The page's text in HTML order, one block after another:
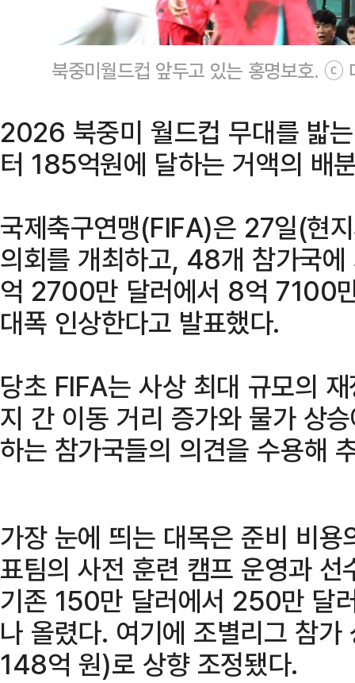
북중미월드컵 앞두고 있는 홍명보호. ⓒ
2026 북중미 월드컵 무대를 밟
터 185억원에 달하는 거액의 배
국제축구연맹(FIFA)은 27일(현
의회를 개최하고, 48개 참가국
억 2700만 달러에서 8억 7100
대폭 인상한다고 발표했다.
당초 FIFA는 사상 최대 규모의
지 간 이동 거리 증가와 물가 상
하는 참가국들의 의견을 수용해
가장 눈에 띄는 대목은 준비 비
표팀의 사전 훈련 캠프 운영과
기존 150만 달러에서 250만 달
나 올렸다. 여기에 조별리그 참
148억 원)로 상향 조정됐다.